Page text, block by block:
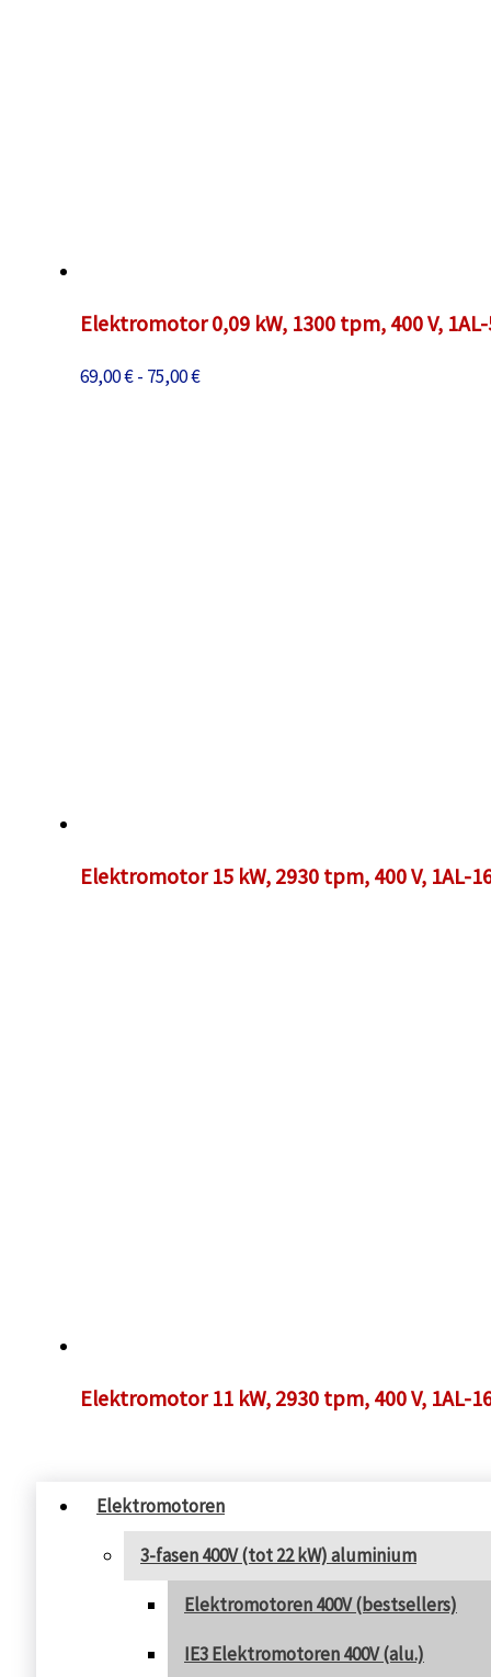
Elektromotoren
3-fasen 400V (tot 22 kW) aluminium
Elektromotoren 400V (bestsellers)
IE3 Elektromotoren 400V (alu.)
Elektromotor 0,09 kW, 1300 tpm, 400 V,
69,00€- 75,00€Prijsklasse:
Elektromotor 15 kW, 2930 tpm, 400 V, 1AL-
Elektromotor 11 kW, 2930 tpm, 400 V, 1AL-